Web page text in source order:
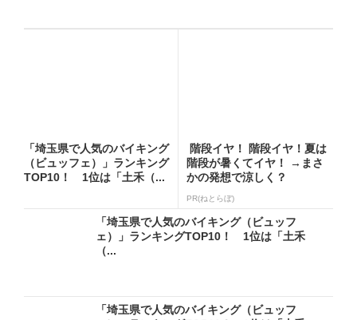
「埼玉県で人気のバイキング
（ビュッフェ）」ランキング
TOP10！ 1位は「土禾（...
階段イヤ！ 階段イヤ！夏は
階段が暑くてイヤ！ →まさ
かの発想で涼しく？
PR(ねとらぼ)
「埼玉県で人気のバイキング（ビュッフ
ェ）」ランキングTOP10！ 1位は「土禾
（...
「埼玉県で人気のバイキング（ビュッフ